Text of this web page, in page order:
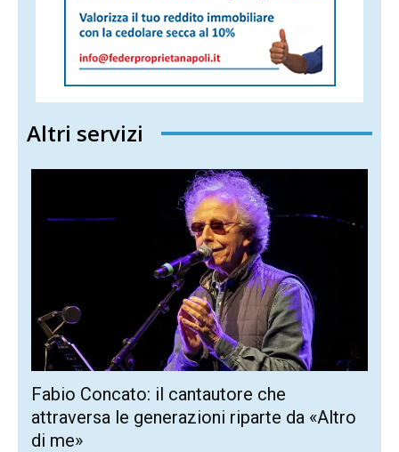
Altri servizi
Fabio Concato: il cantautore che
attraversa le generazioni riparte da «Altro
di me»